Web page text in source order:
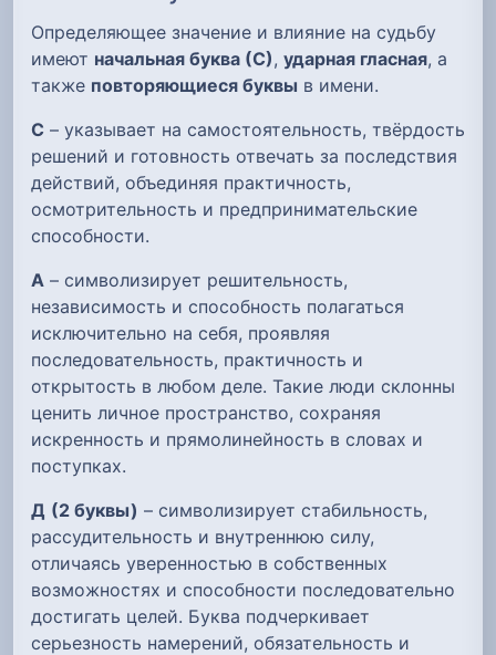
Определяющее значение и влияние на судьбу
имеют начальная буква (С), ударная гласная, а
также повторяющиеся буквы в имени.
С – указывает на самостоятельность, твёрдость
решений и готовность отвечать за последствия
действий, объединяя практичность,
осмотрительность и предпринимательские
способности.
А – символизирует решительность,
независимость и способность полагаться
исключительно на себя, проявляя
последовательность, практичность и
открытость в любом деле. Такие люди склонны
ценить личное пространство, сохраняя
искренность и прямолинейность в словах и
поступках.
Д (2 буквы) – символизирует стабильность,
рассудительность и внутреннюю силу,
отличаясь уверенностью в собственных
возможностях и способности последовательно
достигать целей. Буква подчеркивает
серьезность намерений, обязательность и